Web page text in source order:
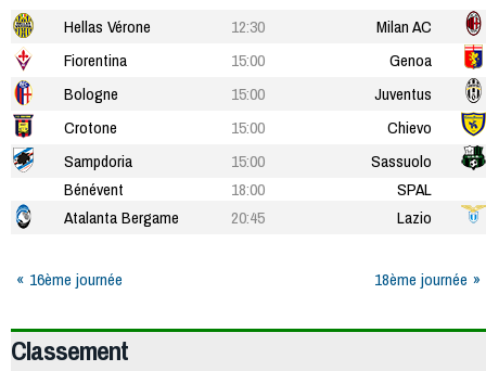
Hellas Vérone
12:30
Milan AC
Fiorentina
15:00
Genoa
Bologne
15:00
Juventus
Crotone
15:00
Chievo
Sampdoria
15:00
Sassuolo
Bénévent
18:00
SPAL
Atalanta Bergame
20:45 Lazio
16ème journée 18ème journée
Classement